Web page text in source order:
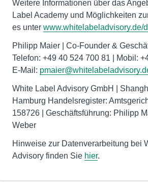
Weitere Informationen über das
Label Academy und Möglichkeiten
es unter www.whitelabeladvisory.de/
Philipp Maier | Co-Founder &
Telefon: +49 40 524 700 81 | Mobil:
E-Mail:
White Label Advisory GmbH |
Hamburg Handelsregister:
158726 | Geschäftsführung: Philipp
Weber
Hinweise zur Datenverarbeitung bei
Advisory finden Sie hier.